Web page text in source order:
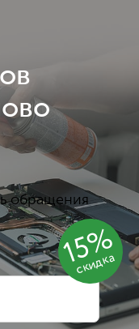
15%
скидка
обращения